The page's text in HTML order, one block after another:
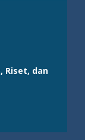
Riset, dan